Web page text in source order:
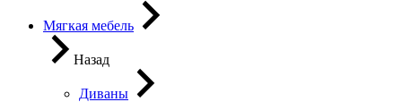
Мягкая мебель
Назад
Диваны